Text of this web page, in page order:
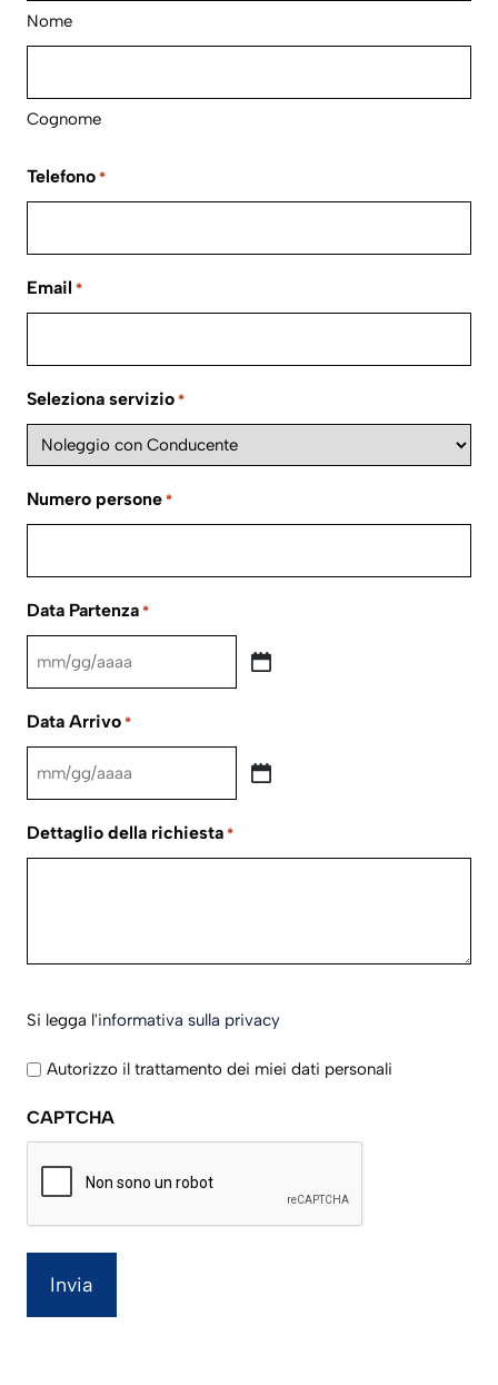
Nome
Cognome
Telefono *
Email *
Seleziona servizio *
Numero persone *
Data Partenza *
MM
GG
slash
AAAA
Data Arrivo *
MM
GG
Dettaglio della richiesta *
legga
l'informativa
privacy
Si legga l'informativa sulla privacy
Autorizzo il trattamento dei miei dati personali
CAPTCHA